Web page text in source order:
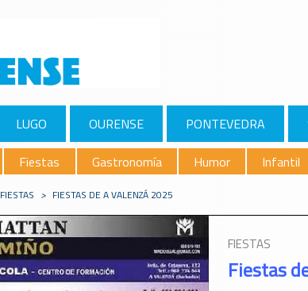
LUGO OURENSE PONTEVEDRA
Fiestas Gastronomía Humor Infantil
FIESTAS > FIESTAS DE A VALENZÁ 2025
FIESTAS
Fiestas